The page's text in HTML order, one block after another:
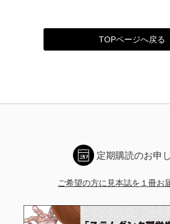
TOPページへ戻る
定期購読のお申
ご希望の方に見本誌を１冊お